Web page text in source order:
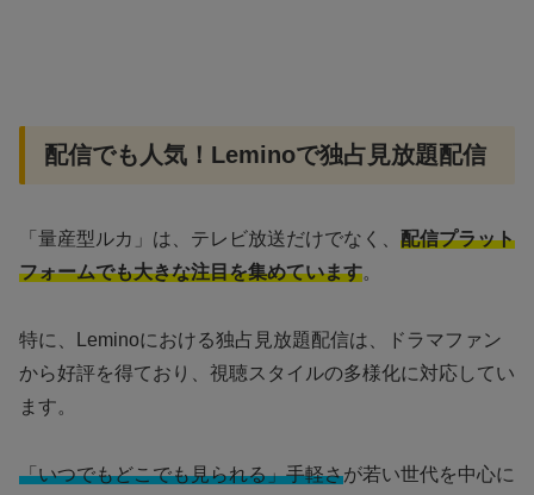
配信でも人気！Leminoで独占見放題配信
「量産型ルカ」は、テレビ放送だけでなく、 配信プラット
フォームでも大きな注目を集めています。
特に、Leminoにおける独占見放題配信は、ドラマファン
から好評を得ており、視聴スタイルの多様化に対応してい
ます。
「いつでもどこでも見られる」手軽さが若い世代を中心に